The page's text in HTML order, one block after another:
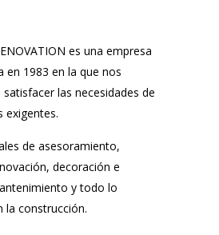
es una empresa
en 1983 en la que nos
las necesidades de
exigentes.
de asesoramiento,
decoración e
y todo lo
la construcción.